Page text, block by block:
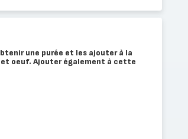
une purée et les ajouter à la
oeuf. Ajouter également à cette